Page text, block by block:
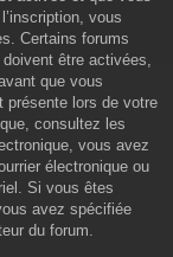
vous
Certains forums
être activées,
que vous
présente lors de votre
consultez les
vous avez
électronique ou
Si vous êtes
avez spécifiée
du forum.